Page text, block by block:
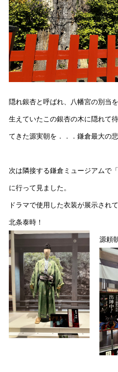
隠れ銀杏と呼ばれ、八幡宮の別当
生えていたこの銀杏の木に隠れて
てきた源実朝を．．．鎌倉最大の
次は隣接する鎌倉ミュージアムで
に行って見ました。
ドラマで使用した衣装が展示されて
北条泰時！
源頼